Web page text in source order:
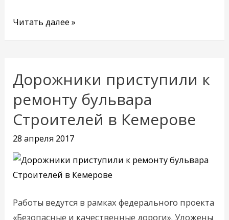
Читать далее »
Дорожники приступили к
ремонту бульвара
Строителей в Кемерове
28 апреля 2017
Работы ведутся в рамках федерального проекта
«Безопасные и качественные дороги». Уложены
Дорожники
приступили
к
ремонту
бульвара
Строителей
Кемерове